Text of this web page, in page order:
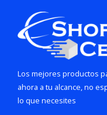
Los mejores productos
ahora a tu alcance, no
lo que necesites